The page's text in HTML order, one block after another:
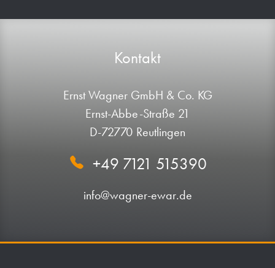
Kontakt
Ernst Wagner GmbH & Co. KG
Ernst-Abbe-Straße 21
D-72770 Reutlingen
+49 7121 515390
info@wagner-ewar.de